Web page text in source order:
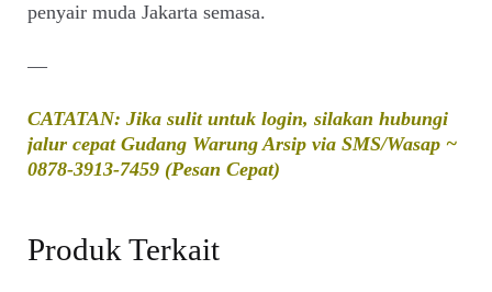
penyair muda Jakarta semasa.
—
CATATAN: Jika sulit untuk login, silakan hubungi
jalur cepat Gudang Warung Arsip via SMS/Wasap ~
0878-3913-7459 (Pesan Cepat)
Produk Terkait